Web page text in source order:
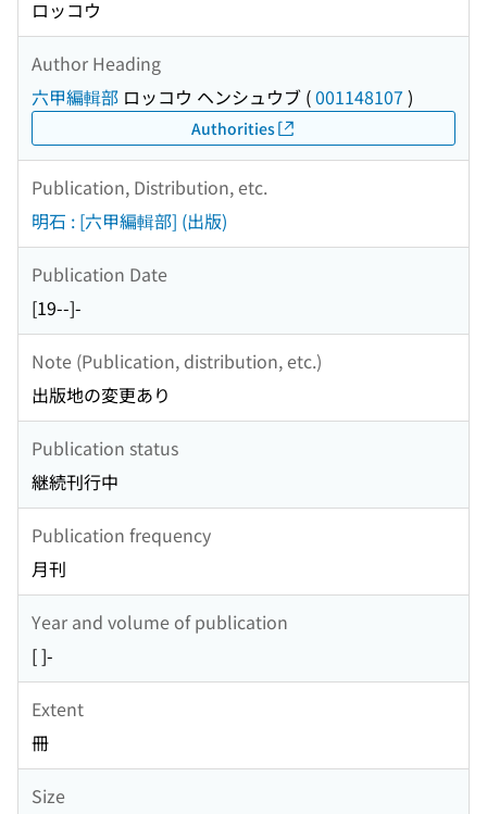
ロッコウ
Author Heading
六甲編輯部 ロッコウ ヘンシュウブ (001148107 )
Authorities
Publication, Distribution, etc.
明石 : [六甲編輯部] (出版)
Publication Date
[19--]-
Note (Publication, distribution, etc.)
出版地の変更あり
Publication status
継続刊行中
Publication frequency
月刊
Year and volume of publication
[ ]-
Extent
冊
Size